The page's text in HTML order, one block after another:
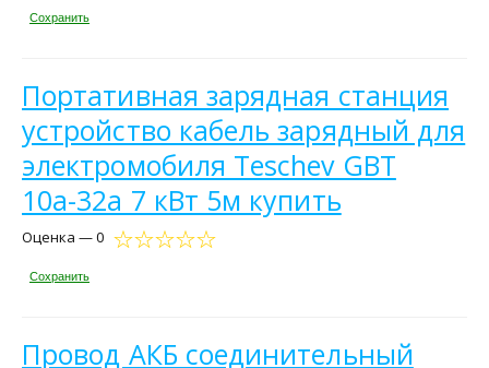
Сохранить
Портативная зарядная станция
устройство кабель зарядный для
электромобиля Teschev GBT
10а-32а 7 кВт 5м купить
Оценка — 0
Сохранить
Провод АКБ соединительный